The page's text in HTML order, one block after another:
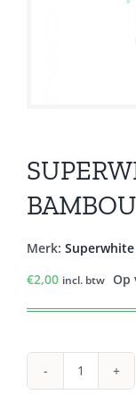
Merk: Superwhite
€2,00 incl. btw Op